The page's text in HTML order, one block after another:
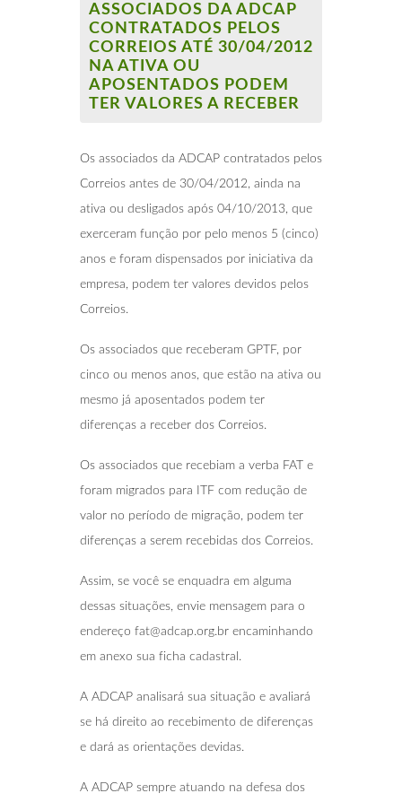
ASSOCIADOS DA ADCAP
CONTRATADOS PELOS
CORREIOS ATÉ 30/04/2012
NA ATIVA OU
APOSENTADOS PODEM
TER VALORES A RECEBER
Os associados da ADCAP contratados pelos
Correios antes de 30/04/2012, ainda na
ativa ou desligados após 04/10/2013, que
exerceram função por pelo menos 5 (cinco)
anos e foram dispensados por iniciativa da
empresa, podem ter valores devidos pelos
Correios.
Os associados que receberam GPTF, por
cinco ou menos anos, que estão na ativa ou
mesmo já aposentados podem ter
diferenças a receber dos Correios.
Os associados que recebiam a verba FAT e
foram migrados para ITF com redução de
valor no período de migração, podem ter
diferenças a serem recebidas dos Correios.
Assim, se você se enquadra em alguma
dessas situações, envie mensagem para o
endereço fat@adcap.org.br encaminhando
em anexo sua ficha cadastral.
A ADCAP analisará sua situação e avaliará
se há direito ao recebimento de diferenças
e dará as orientações devidas.
A ADCAP sempre atuando na defesa dos